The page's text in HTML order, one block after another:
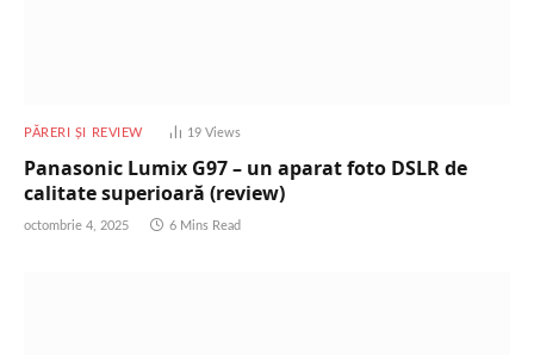
PĂRERI ȘI REVIEW 19 Views
Panasonic Lumix G97 – un aparat foto DSLR de
calitate superioară (review)
octombrie 4, 2025 6 Mins Read